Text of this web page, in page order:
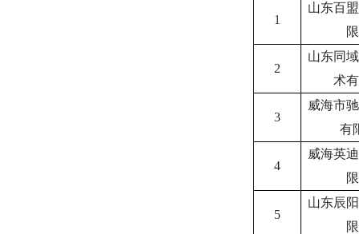
1
山东百
2
山东同
术
3
威海市
有
4
威海英
5
山东辰